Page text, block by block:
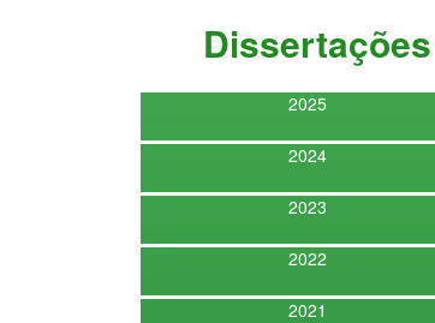
Dissertações
2025
2024
2023
2022
2021